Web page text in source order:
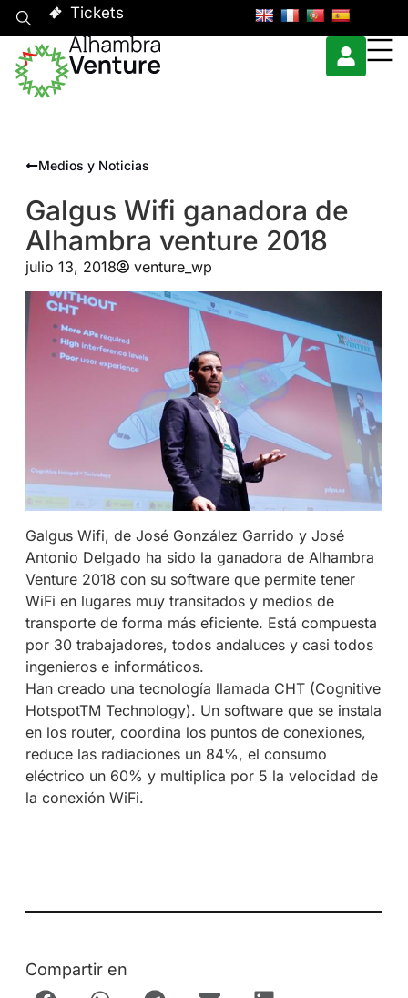
Tickets
Medios y Noticias
Galgus Wifi ganadora de
Alhambra venture 2018
julio 13, 2018 venture_wp
Galgus Wifi, de José González Garrido y José
Antonio Delgado ha sido la ganadora de Alhambra
Venture 2018 con su software que permite tener
WiFi en lugares muy transitados y medios de
transporte de forma más eficiente. Está compuesta
por 30 trabajadores, todos andaluces y casi todos
ingenieros e informáticos.
Han creado una tecnología llamada CHT (Cognitive
HotspotTM Technology). Un software que se instala
en los router, coordina los puntos de conexiones,
reduce las radiaciones un 84%, el consumo
eléctrico un 60% y multiplica por 5 la velocidad de
la conexión WiFi.
Compartir en